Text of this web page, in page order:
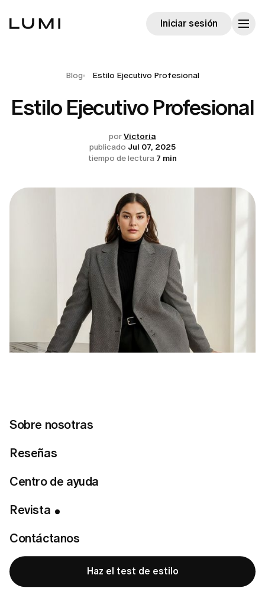
Sobre nosotras
Reseñas
Centro de ayuda
Revista
Contáctanos
Haz el test de estilo
Iniciar sesión
Blog Estilo Ejecutivo Profesional
Estilo Ejecutivo Profesional
porVictoria
publicado Jul 07, 2025
tiempo de lectura 7 min
Tabla de Contenidos
Conecta con nosotras
¿Lista para encontrar tu estilo perfecto?
Haz el test de estilo